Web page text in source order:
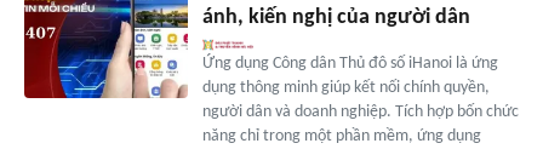
ánh, kiến nghị của người dân
Ứng dụng Công dân Thủ đô số iHanoi là ứng
dụng thông minh giúp kết nối chính quyền,
người dân và doanh nghiệp. Tích hợp bốn chức
năng chỉ trong một phần mềm, ứng dụng